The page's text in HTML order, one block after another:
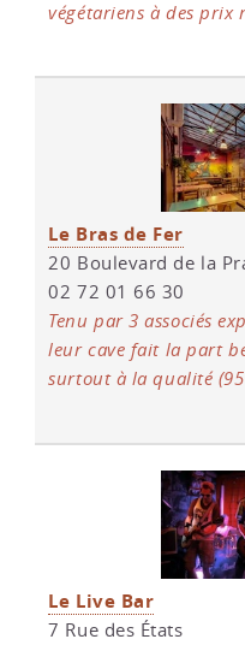
végétariens à des prix
Le Bras de Fer
20 Boulevard de la
02 72 01 66 30
Tenu par 3 associés
leur cave fait la part
surtout à la qualité
Le Live Bar
7 Rue des États